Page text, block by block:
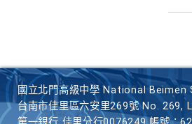
國立北門高級中學 National Beimen
台南市佳里區六安里269號 No.